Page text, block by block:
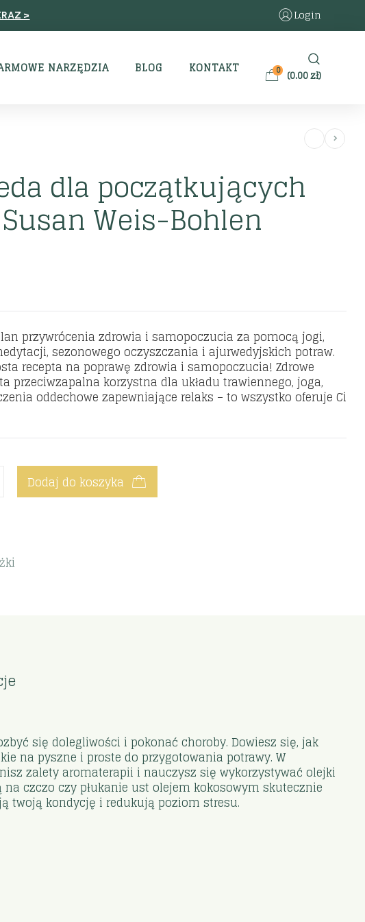
> Login
NARZĘDZIA BLOG KONTAKT 0 (0.00zł)
dla początkujących
Weis-Bohlen
przywrócenia zdrowia i samopoczucia za pomocą jogi,
sezonowego oczyszczania i ajurwedyjskich potraw.
recepta na poprawę zdrowia i samopoczucia! Zdrowe
przeciwzapalna korzystna dla układu trawiennego, joga,
oddechowe zapewniające relaks – to wszystko oferuje Ci
Dodaj do koszyka
się dolegliwości i pokonać choroby. Dowiesz się, jak
na pyszne i proste do przygotowania potrawy. W
zalety aromaterapii i nauczysz się wykorzystywać olejki
czczo czy płukanie ust olejem kokosowym skutecznie
twoją kondycję i redukują poziom stresu.